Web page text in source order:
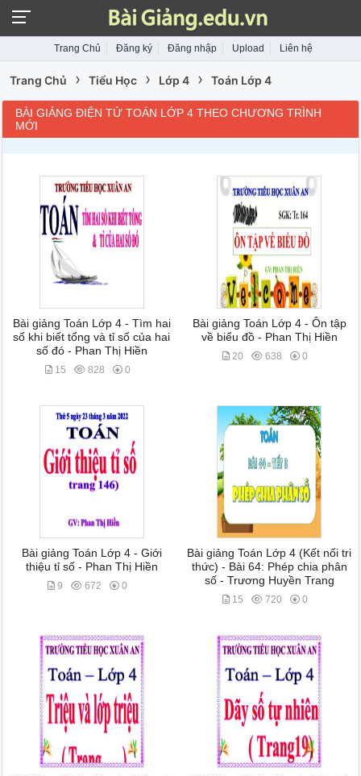
Trang Chủ Đăng ký Đăng nhập Upload Liên hệ
Trang Chủ › Tiểu Học › Lớp 4 › Toán Lớp 4
BÀI GIẢNG ĐIỆN TỬ TOÁN LỚP 4 THEO CHƯƠNG TRÌNH
MỚI
Bài giảng Toán Lớp 4 - Tìm hai
số khi biết tổng và tỉ số của hai
số đó - Phan Thị Hiền
15 828 0
Bài giảng Toán Lớp 4 - Ôn tập
về biểu đồ - Phan Thị Hiền
20 638 0
Bài giảng Toán Lớp 4 - Giới
thiệu tỉ số - Phan Thị Hiền
9 672 0
Bài giảng Toán Lớp 4 (Kết nối tri
thức) - Bài 64: Phép chia phân
số - Trương Huyền Trang
15 720 0